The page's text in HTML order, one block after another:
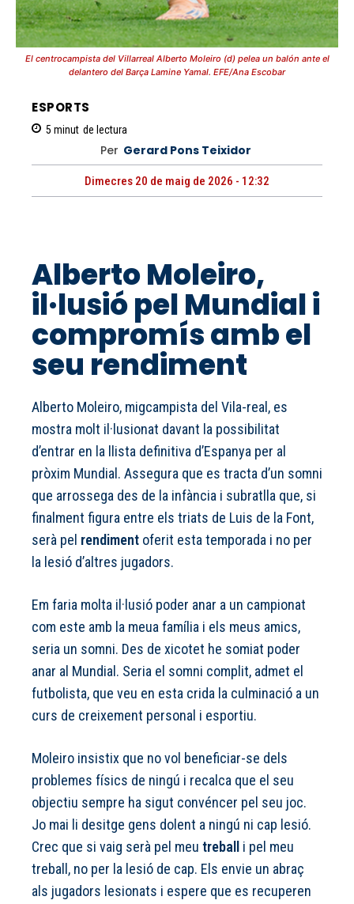
El centrocampista del Villarreal Alberto Moleiro (d) pelea un balón ante el
delantero del Barça Lamine Yamal. EFE/Ana Escobar
ESPORTS
5 minut de lectura
Per Gerard Pons Teixidor
Dimecres 20 de maig de 2026 - 12:32
Alberto Moleiro,
il·lusió pel Mundial i
compromís amb el
seu rendiment
Alberto Moleiro, migcampista del Vila-real, es
mostra molt il·lusionat davant la possibilitat
d’entrar en la llista definitiva d’Espanya per al
pròxim Mundial. Assegura que es tracta d’un somni
que arrossega des de la infància i subratlla que, si
finalment figura entre els triats de Luis de la Font,
serà pel rendiment oferit esta temporada i no per
la lesió d’altres jugadors.
Em faria molta il·lusió poder anar a un campionat
com este amb la meua família i els meus amics,
seria un somni. Des de xicotet he somiat poder
anar al Mundial. Seria el somni complit, admet el
futbolista, que veu en esta crida la culminació a un
curs de creixement personal i esportiu.
Moleiro insistix que no vol beneficiar-se dels
problemes físics de ningú i recalca que el seu
objectiu sempre ha sigut convéncer pel seu joc.
Jo mai li desitge gens dolent a ningú ni cap lesió.
Crec que si vaig serà pel meu treball
i pel meu
treball, no per la lesió de cap. Els envie un abraç
als jugadors lesionats i espere que es recuperen